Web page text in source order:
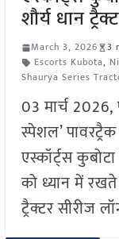
शौर्य धान
March 3, 2026
3
Escorts Kubota,
Shaurya Series
03 मार्च 2026,
स्पेशल’
एस्कॉर्ट्स
को ध्यान में रखते
ट्रैक्टर सीरीज